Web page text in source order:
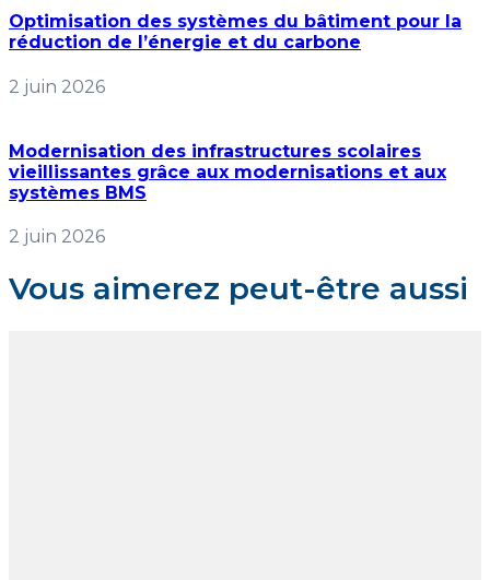
Optimisation des systèmes du bâtiment pour la
réduction de l’énergie et du carbone
2 juin 2026
Modernisation des infrastructures scolaires
vieillissantes grâce aux modernisations et aux
systèmes BMS
2 juin 2026
Vous aimerez peut-être aussi